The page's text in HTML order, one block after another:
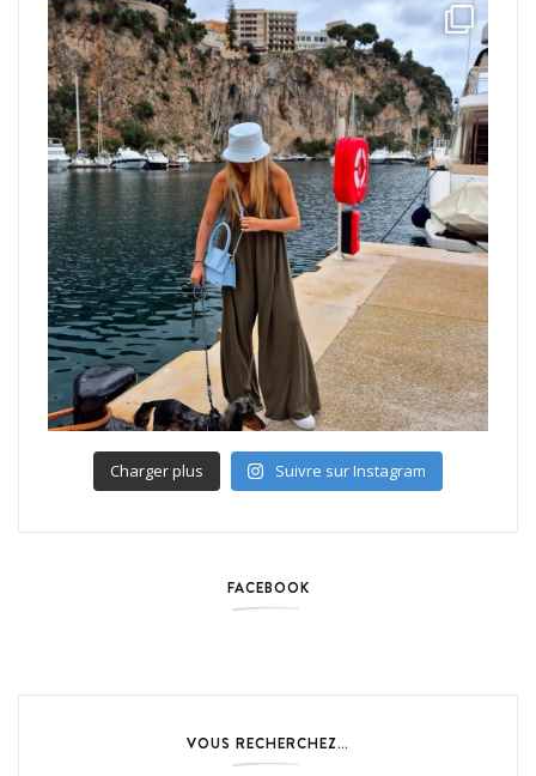
Charger plus Suivre sur Instagram
FACEBOOK
VOUS RECHERCHEZ…